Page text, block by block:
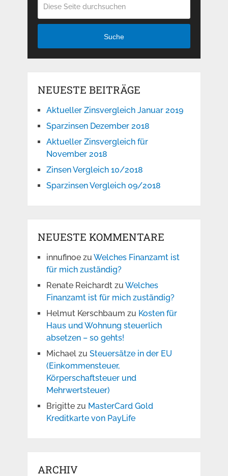
Suche
NEUESTE BEITRÄGE
Aktueller Zinsvergleich Januar 2019
Sparzinsen Dezember 2018
Aktueller Zinsvergleich für
November 2018
Zinsen Vergleich 10/2018
Sparzinsen Vergleich 09/2018
NEUESTE KOMMENTARE
innufinoezu Welches Finanzamt ist
für mich zuständig?
Renate Reichardtzu Welches
Finanzamt ist für mich zuständig?
Helmut Kerschbaum zu Kosten für
Haus und Wohnung steuerlich
absetzen – so gehts!
Michaelzu Steuersätze in der EU
(Einkommensteuer,
Körperschaftsteuer und
Mehrwertsteuer)
Brigittezu MasterCard Gold
Kreditkarte von PayLife
ARCHIV